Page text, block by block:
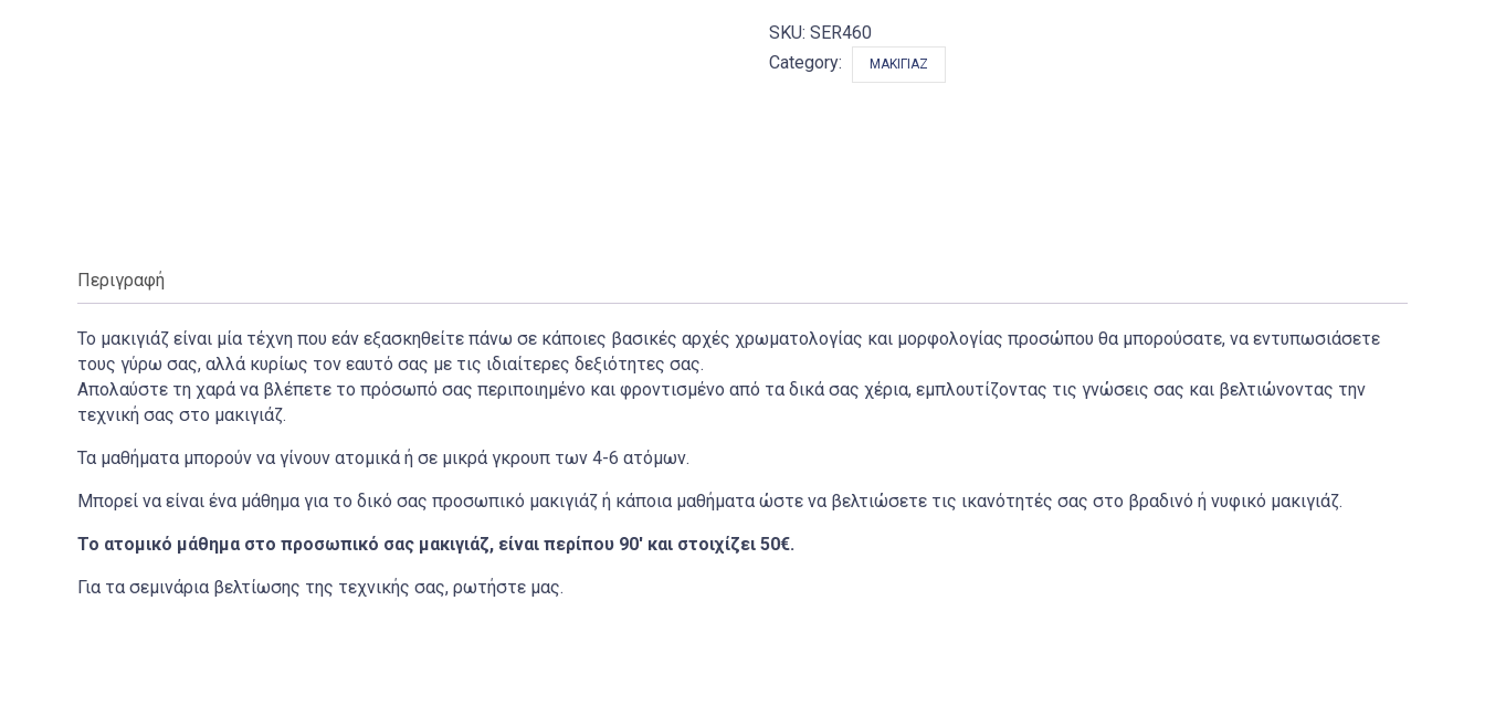
SKU:SER460
Category:
ΜΑΚΙΓΙΆΖ
Περιγραφή
Το μακιγιάζ είναι μία τέχνη που εάν εξασκηθείτε πάνω σε κάποιες βασικές αρχές χρωματολογίας και μορφολογίας προσώπου θα μπορούσατε, να εντυπωσιάσετε
τους γύρω σας, αλλά κυρίως τον εαυτό σας με τις ιδιαίτερες δεξιότητες σας.
Απολαύστε τη χαρά να βλέπετε το πρόσωπό σας περιποιημένο και φροντισμένο από τα δικά σας χέρια, εμπλουτίζοντας τις γνώσεις σας και βελτιώνοντας την
τεχνική σας στο μακιγιάζ.
Τα μαθήματα μπορούν να γίνουν ατομικά ή σε μικρά γκρουπ των 4-6 ατόμων.
Μπορεί να είναι ένα μάθημα για το δικό σας προσωπικό μακιγιάζ ή κάποια μαθήματα ώστε να βελτιώσετε τις ικανότητές σας στο βραδινό ή νυφικό μακιγιάζ.
Το ατομικό μάθημα στο προσωπικό σας μακιγιάζ, είναι περίπου 90′ και στοιχίζει 50€.
Για τα σεμινάρια βελτίωσης της τεχνικής σας, ρωτήστε μας.